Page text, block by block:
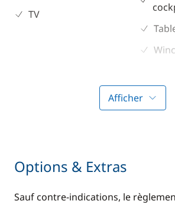
TV
Lecteur de cartes
Loch - Speedo
Divers
Afficher
Options & Extras
Sauf contre-indications, le